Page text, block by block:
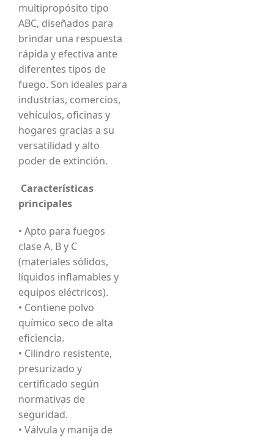
multipropósito tipo
ABC, diseñados para
brindar una respuesta
rápida y efectiva ante
diferentes tipos de
fuego. Son ideales para
industrias, comercios,
vehículos, oficinas y
hogares gracias a su
versatilidad y alto
poder de extinción.
Características
principales
• Apto para fuegos
clase A, B y C
(materiales sólidos,
líquidos inflamables y
equipos eléctricos).
• Contiene polvo
químico seco de alta
eficiencia.
• Cilindro resistente,
presurizado y
certificado según
normativas de
seguridad.
• Válvula y manija de